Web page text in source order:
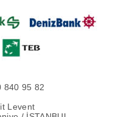
840 95 82
Levent